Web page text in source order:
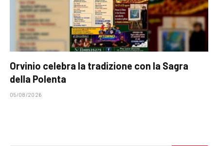
Orvinio celebra la tradizione con la Sagra
della Polenta
05/08/2026